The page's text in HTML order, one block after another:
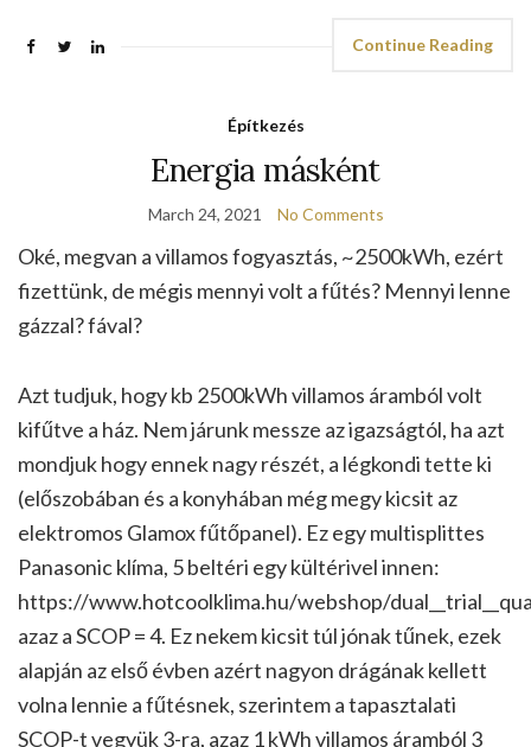
Continue Reading
Építkezés
Energia másként
March 24, 2021 No Comments
Oké, megvan a villamos fogyasztás, ~2500kWh, ezért
fizettünk, de mégis mennyi volt a fűtés? Mennyi lenne
gázzal? fával?
Azt tudjuk, hogy kb 2500kWh villamos áramból volt
kifűtve a ház. Nem járunk messze az igazságtól, ha azt
mondjuk hogy ennek nagy részét, a légkondi tette ki
(előszobában és a konyhában még megy kicsit az
elektromos Glamox fűtőpanel). Ez egy multisplittes
Panasonic klíma, 5 beltéri egy kültérivel innen:
https://www.hotcoolklima.hu/webshop/
azaz a SCOP = 4. Ez nekem kicsit túl jónak tűnek, ezek
alapján az első évben azért nagyon drágának kellett
volna lennie a fűtésnek, szerintem a tapasztalati
SCOP-t vegyük 3-ra, azaz 1 kWh villamos áramból 3